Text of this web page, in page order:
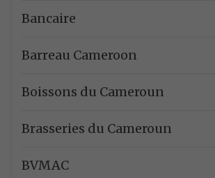
Bancaire
Barreau Cameroon
Boissons du Cameroun
Brasseries du Cameroun
BVMAC